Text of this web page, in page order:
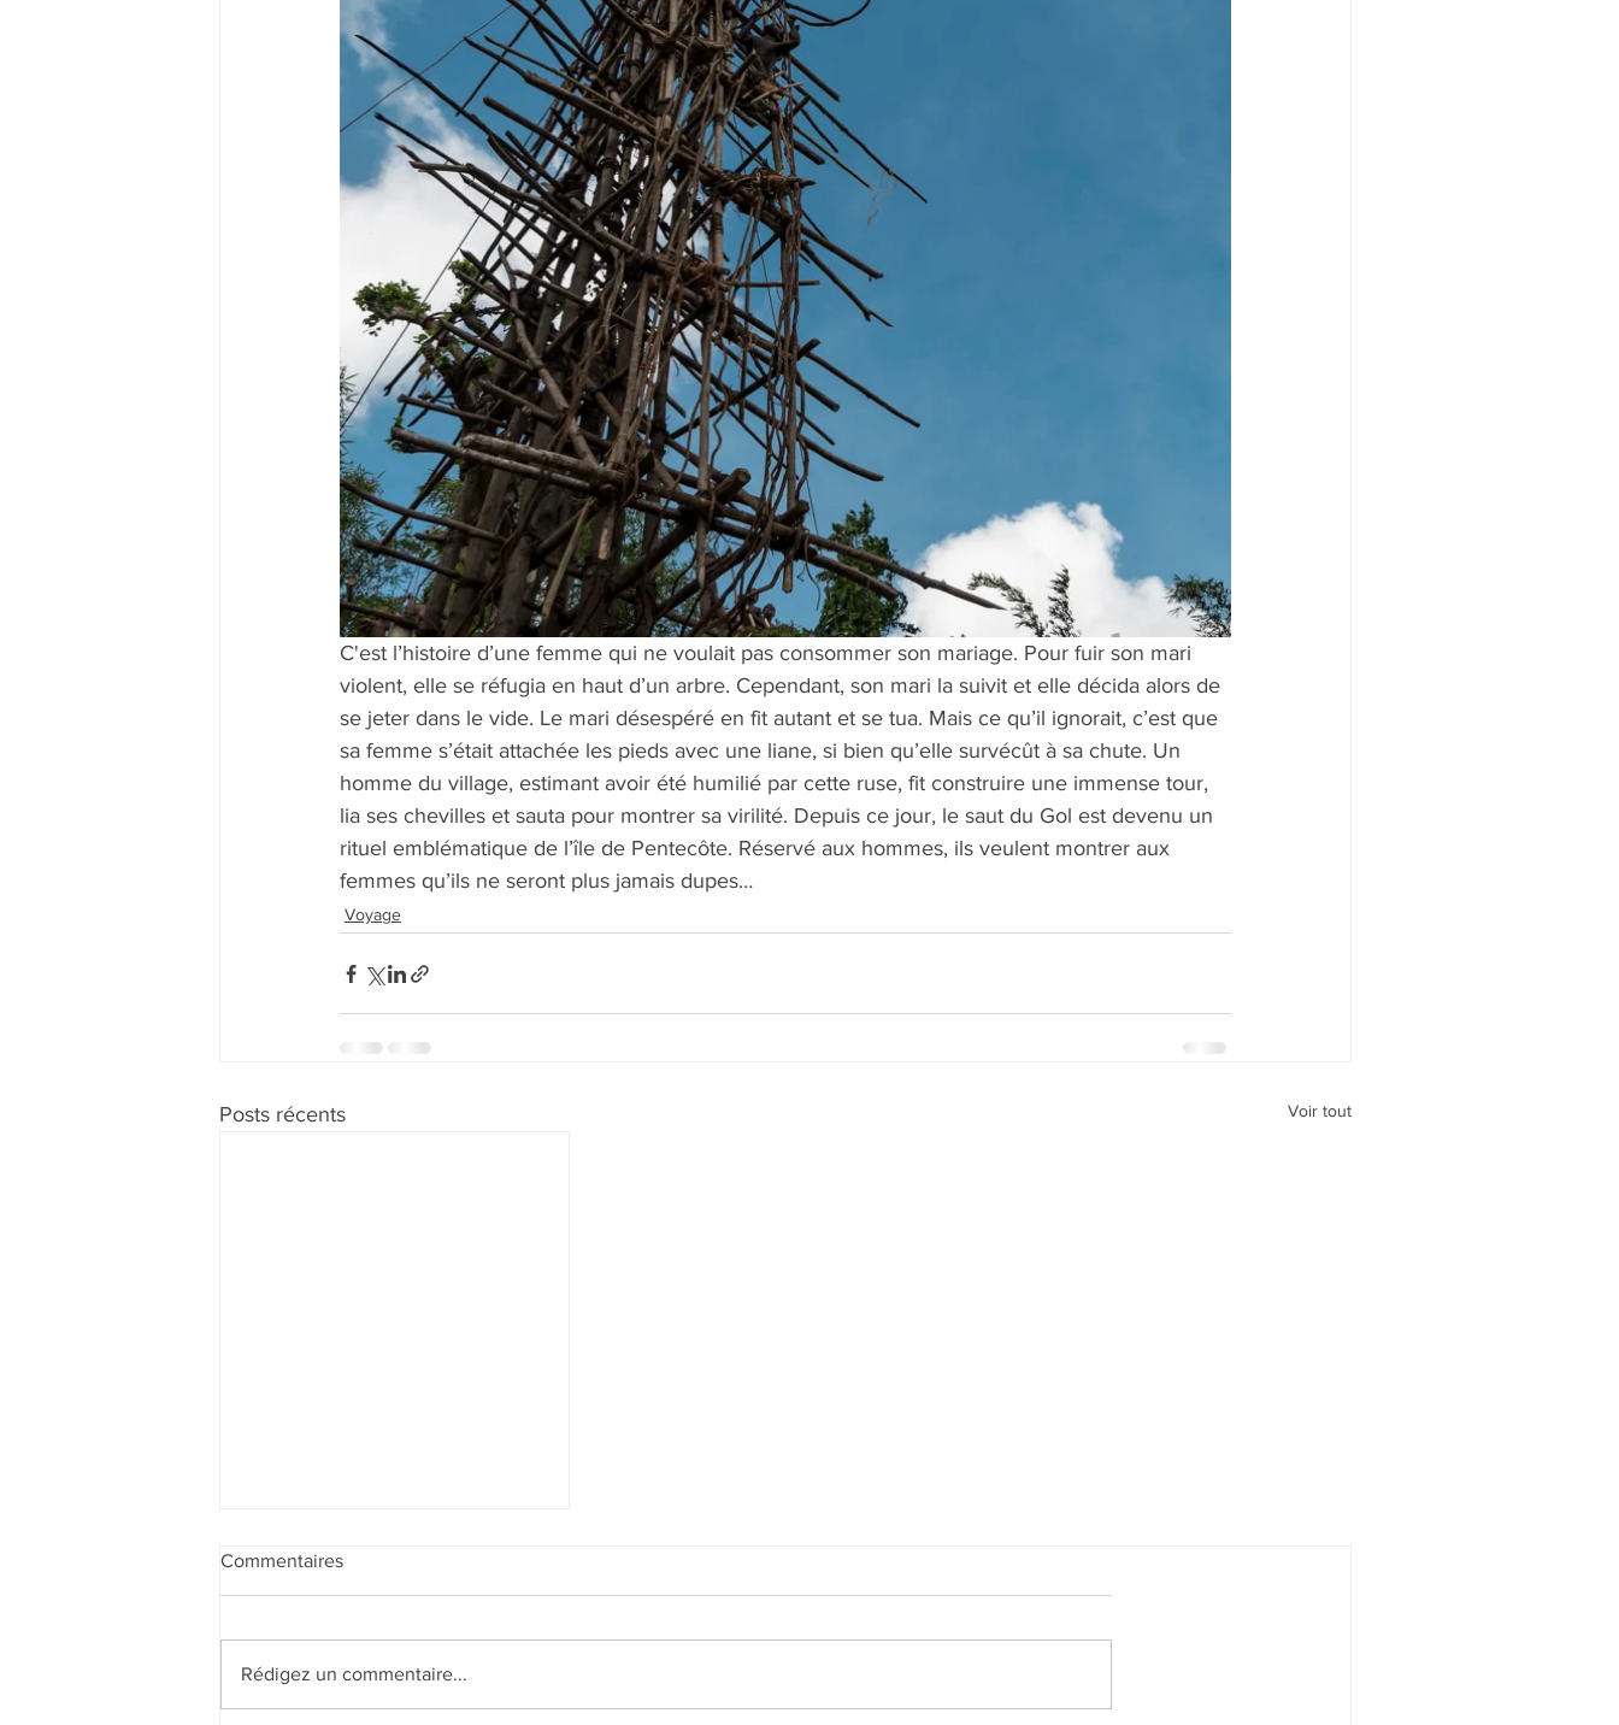
C'est l’histoire d’une femme qui ne voulait pas consommer son mariage. Pour fuir son mari
violent, elle se réfugia en haut d’un arbre. Cependant, son mari la suivit et elle décida alors de
se jeter dans le vide. Le mari désespéré en fit autant et se tua. Mais ce qu’il ignorait, c’est que
sa femme s’était attachée les pieds avec une liane, si bien qu’elle survécût à sa chute. Un
homme du village, estimant avoir été humilié par cette ruse, fit construire une immense tour,
lia ses chevilles et sauta pour montrer sa virilité. Depuis ce jour, le saut du Gol est devenu un
rituel emblématique de l’île de Pentecôte. Réservé aux hommes, ils veulent montrer aux
femmes qu’ils ne seront plus jamais dupes…
Voyage
Posts récents Voir tout
Commentaires
Rédigez un commentaire...